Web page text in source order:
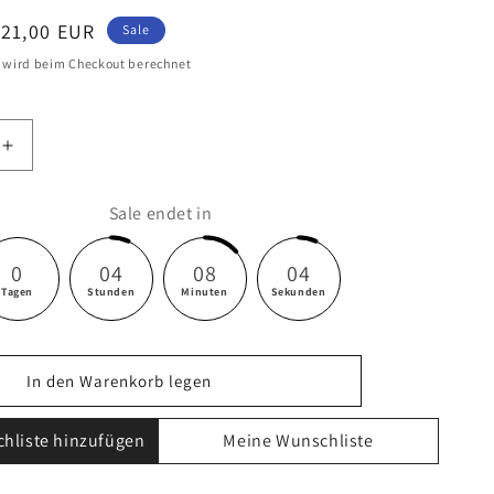
EUR Sale
wird beim Checkout berechnet
Erhöhe
die
Högert
Technik
1000
V-
Set
VDE
Sale endet in
0
Tagen
04
Stunden
08
Minuten
03
Sekunden
In den Warenkorb legen
hinzufügen Meine Wunschliste